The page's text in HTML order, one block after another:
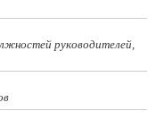
руководителей,